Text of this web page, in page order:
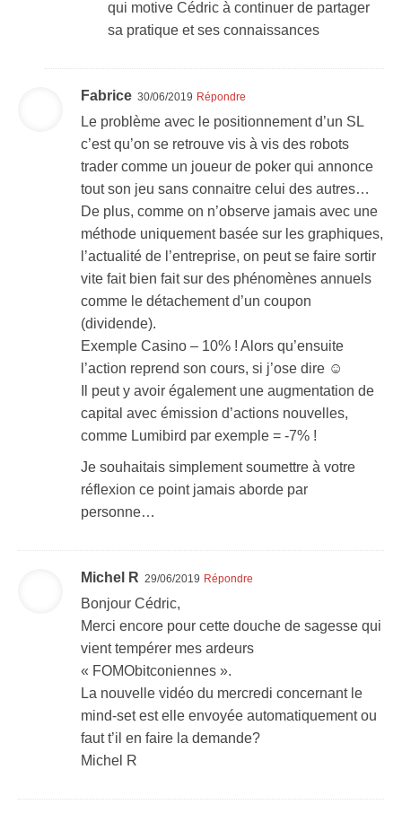
qui motive Cédric à continuer de partager
sa pratique et ses connaissances
Fabrice 30/06/2019 Répondre
Le problème avec le positionnement d’un SL
c’est qu’on se retrouve vis à vis des robots
trader comme un joueur de poker qui annonce
tout son jeu sans connaitre celui des autres…
De plus, comme on n’observe jamais avec une
méthode uniquement basée sur les graphiques,
l’actualité de l’entreprise, on peut se faire sortir
vite fait bien fait sur des phénomènes annuels
comme le détachement d’un coupon
(dividende).
Exemple Casino – 10% ! Alors qu’ensuite
l’action reprend son cours, si j’ose dire ☺
Il peut y avoir également une augmentation de
capital avec émission d’actions nouvelles,
comme Lumibird par exemple = -7% !
Je souhaitais simplement soumettre à votre
réflexion ce point jamais aborde par
personne…
Michel R 29/06/2019 Répondre
Bonjour Cédric,
Merci encore pour cette douche de sagesse qui
vient tempérer mes ardeurs
« FOMObitconiennes ».
La nouvelle vidéo du mercredi concernant le
mind-set est elle envoyée automatiquement ou
faut t’il en faire la demande?
Michel R